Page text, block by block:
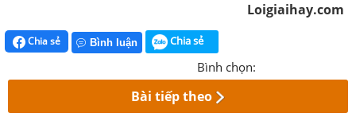
Loigiaihay.com
Chia sẻ Bình luận Chia sẻ
Bình chọn:
Bài tiếp theo